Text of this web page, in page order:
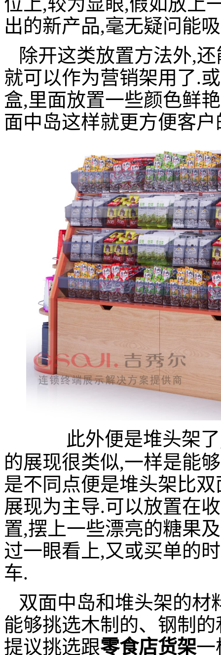
出的新产品,毫无疑问能
除开这类放置方法外,
就可以作为营销架用了.
盒,里面放置一些颜色鲜
面中岛这样就更方便客
此外便是堆头架
的展现很类似,一样是能
是不同点便是堆头架比
展现为主导.可以放置在
置,摆上一些漂亮的糖果
过一眼看上,又或买单的
车.
双面中岛和堆头架的材
能够挑选木制的、钢制
提议挑选跟零食店货架一